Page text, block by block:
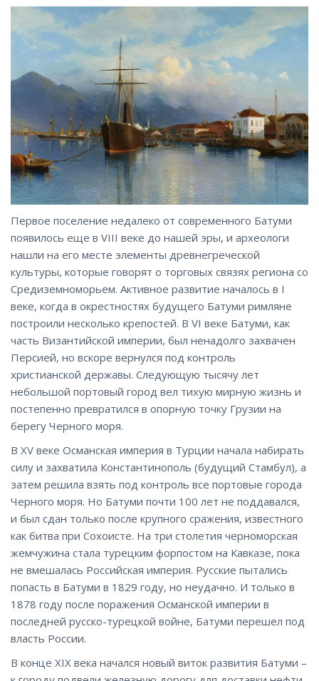
Первое поселение недалеко от современного Батуми
появилось еще в VIII веке до нашей эры, и археологи
нашли на его месте элементы древнегреческой
культуры, которые говорят о торговых связях региона со
Средиземноморьем. Активное развитие началось в I
веке, когда в окрестностях будущего Батуми римляне
построили несколько крепостей. В VI веке Батуми, как
часть Византийской империи, был ненадолго захвачен
Персией, но вскоре вернулся под контроль
христианской державы. Следующую тысячу лет
небольшой портовый город вел тихую мирную жизнь и
постепенно превратился в опорную точку Грузии на
берегу Черного моря.
В XV веке Османская империя в Турции начала набирать
силу и захватила Константинополь (будущий Стамбул), а
затем решила взять под контроль все портовые города
Черного моря. Но Батуми почти 100 лет не поддавался,
и был сдан только после крупного сражения, известного
как битва при Сохоисте. На три столетия черноморская
жемчужина стала турецким форпостом на Кавказе, пока
не вмешалась Российская империя. Русские пытались
попасть в Батуми в 1829 году, но неудачно. И только в
1878 году после поражения Османской империи в
последней русско-турецкой войне, Батуми перешел под
власть России.
В конце XIX века начался новый виток развития Батуми –